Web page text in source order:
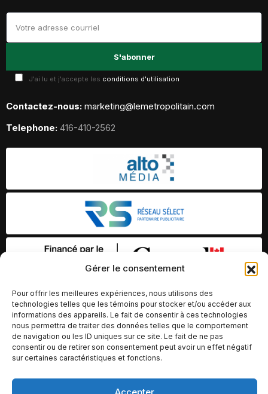
Gérer le consentement
Pour offrir les meilleures expériences, nous utilisons des
technologies telles que les témoins pour stocker et/ou accéder aux
informations des appareils. Le fait de consentir à ces technologies
nous permettra de traiter des données telles que le comportement
de navigation ou les ID uniques sur ce site. Le fait de ne pas
consentir ou de retirer son consentement peut avoir un effet négatif
sur certaines caractéristiques et fonctions.
Accepter
J'ai lu et j'accepte les conditions d'utilisation
Contactez-nous: marketing@lemetropolitain.com
Telephone: 416-410-2562
© Copyright 2026 – Altomédia Inc |